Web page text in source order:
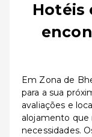
Hotéis
Em Zona de
para a sua
avaliações e
alojamento que
necessidades.